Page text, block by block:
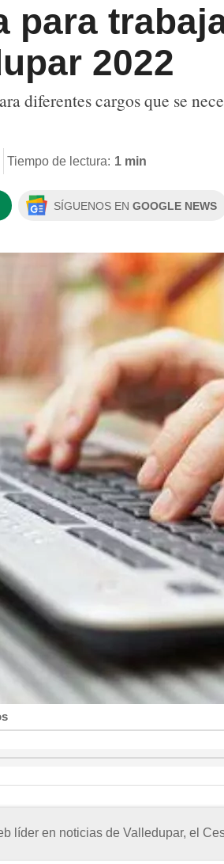
para
2022
diferentes cargos que se
Tiempo de lectura: 1 min
SÍGUENOS EN GOOGLE NEWS
líder en noticias de Valledupar, el